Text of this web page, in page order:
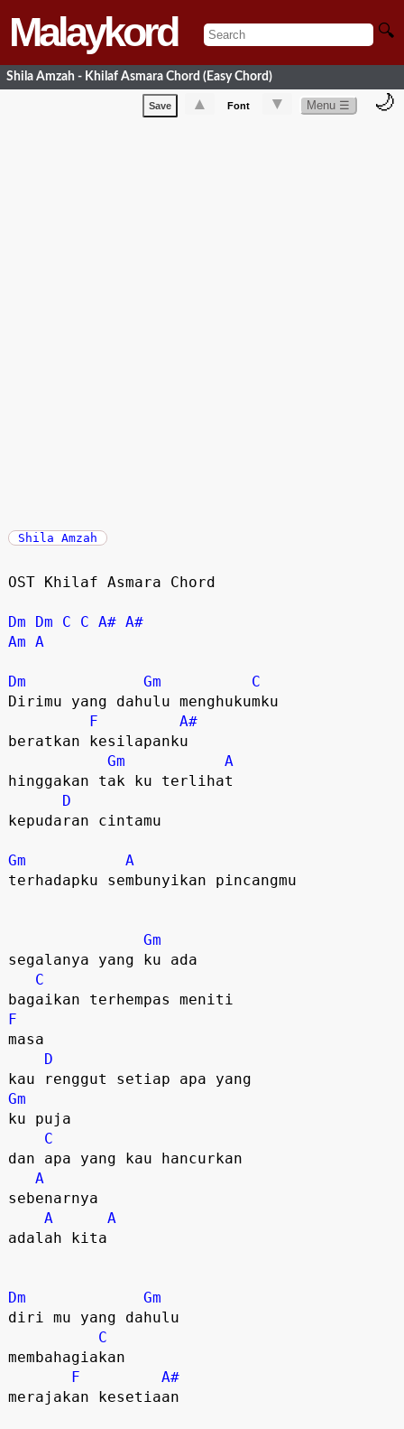
Malaykord 🔍
Shila Amzah - Khilaf Asmara Chord (Easy Chord)
Save ▲ Font ▼ Menu ☰ 🌙
Shila Amzah
OST Khilaf Asmara Chord
Dm Dm C C A# A#
Am A
Dm Gm
C
Dirimu yang dahulu menghukumku
F
A#
beratkan kesilapanku
Gm
A
hinggakan tak ku terlihat
D
kepudaran cintamu
Gm
A
terhadapku sembunyikan pincangmu
Gm
segalanya yang ku ada
C
F
masa
D
Gm
ku puja
C
dan apa yang kau hancurkan
A
sebenarnya
A
A
adalah kita
Dm
Gm
diri mu yang dahulu
C
membahagiakan
F
A#
merajakan kesetiaan